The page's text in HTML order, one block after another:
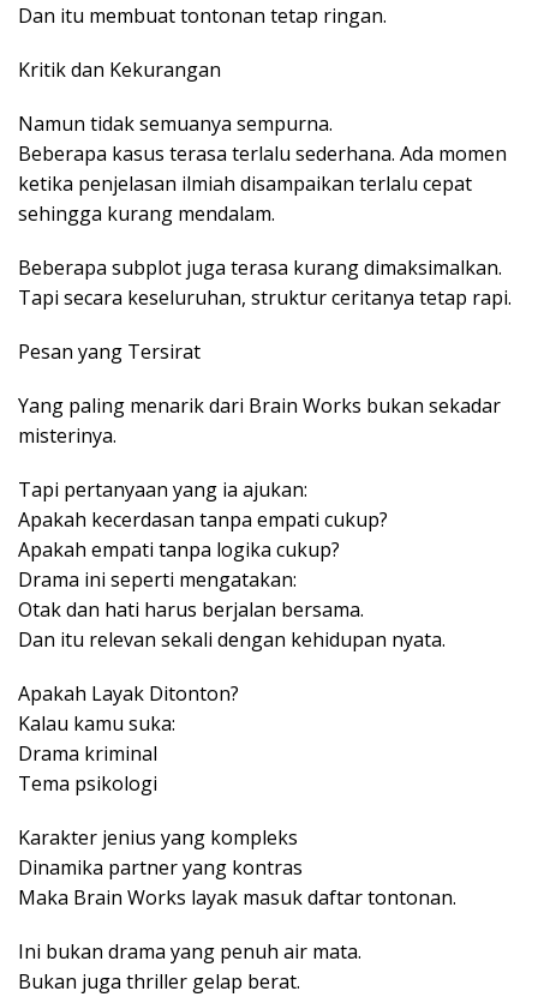
Dan itu membuat tontonan tetap ringan.
Kritik dan Kekurangan
Namun tidak semuanya sempurna.
Beberapa kasus terasa terlalu sederhana. Ada momen
ketika penjelasan ilmiah disampaikan terlalu cepat
sehingga kurang mendalam.
Beberapa subplot juga terasa kurang dimaksimalkan.
Tapi secara keseluruhan, struktur ceritanya tetap rapi.
Pesan yang Tersirat
Yang paling menarik dari Brain Works bukan sekadar
misterinya.
Tapi pertanyaan yang ia ajukan:
Apakah kecerdasan tanpa empati cukup?
Apakah empati tanpa logika cukup?
Drama ini seperti mengatakan:
Otak dan hati harus berjalan bersama.
Dan itu relevan sekali dengan kehidupan nyata.
Apakah Layak Ditonton?
Kalau kamu suka:
Drama kriminal
Tema psikologi
Karakter jenius yang kompleks
Dinamika partner yang kontras
Maka Brain Works layak masuk daftar tontonan.
Ini bukan drama yang penuh air mata.
Bukan juga thriller gelap berat.